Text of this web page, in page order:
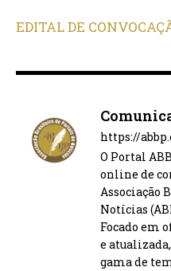
EDITAL DE
https://
O Portal
online de
Associação
Notícias
Focado em
e
gama de